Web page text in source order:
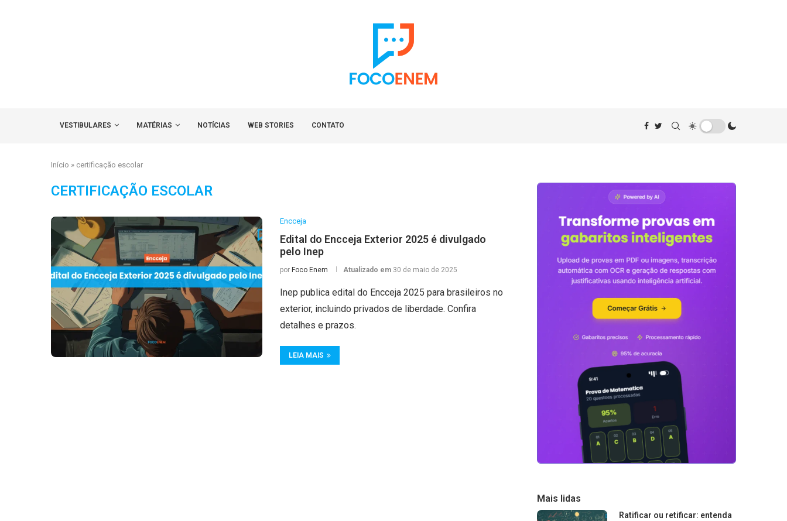
VESTIBULARES MATÉRIAS NOTÍCIAS WEB STORIES CONTATO
Início » certificação escolar
CERTIFICAÇÃO ESCOLAR
Encceja
Edital do Encceja Exterior 2025 é divulgado
pelo Inep
por Foco Enem Atualizado em 30 de maio de 2025
Inep publica edital do Encceja 2025 para brasileiros no
exterior, incluindo privados de liberdade. Confira
detalhes e prazos.
LEIA MAIS
Mais lidas
Ratificar ou retificar: entenda